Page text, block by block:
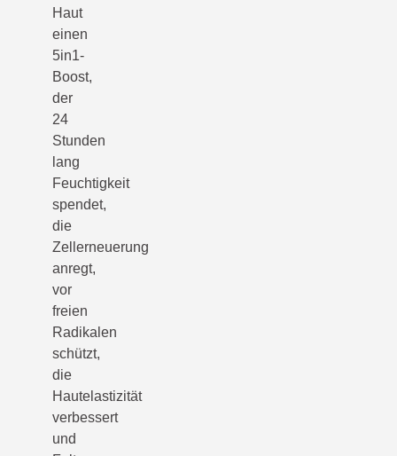
Haut
einen
5in1-
Boost,
der
24
Stunden
lang
Feuchtigkeit
spendet,
die
Zellerneuerung
anregt,
vor
freien
Radikalen
schützt,
die
Hautelastizität
verbessert
und